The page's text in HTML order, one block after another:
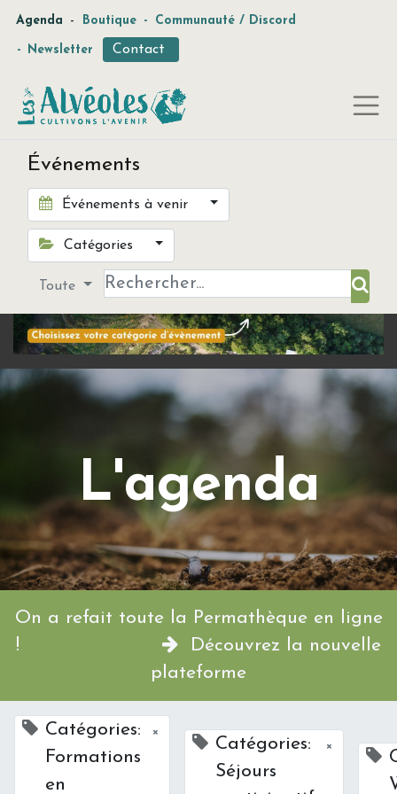
Agenda - Boutique - Communauté / Discord
- Newsletter Contact
Événements
Événements à venir
Catégories
Toute
L'agenda
On a refait toute la Permathèque en ligne
!
Découvrez la nouvelle
plateforme
Catégories:
Formations
en
×
Catégories:
Séjours
×